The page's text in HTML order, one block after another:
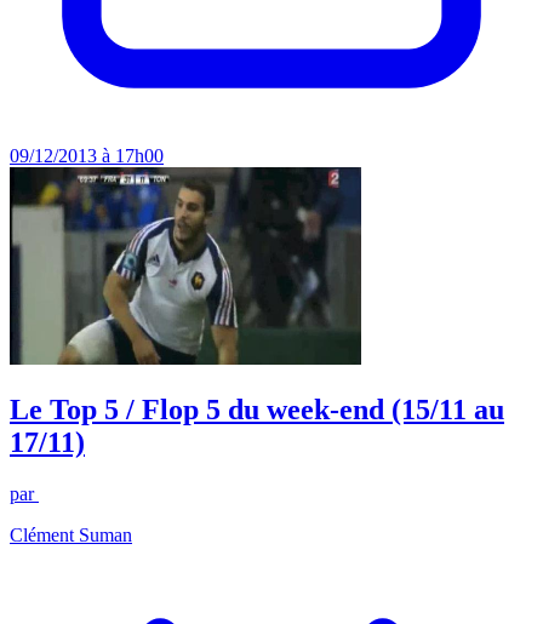
09/12/2013 à 17h00
Le Top 5 / Flop 5 du week-end (15/11 au
17/11)
par
Clément Suman